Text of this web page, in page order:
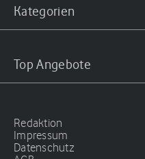
Kategorien
Top Angebote
Redaktion
Impressum
Datenschutz